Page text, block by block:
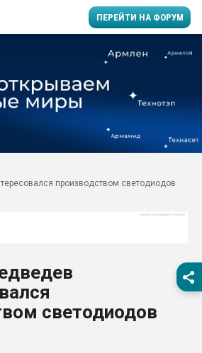
ПЕРЕЙТИ НА ФОРУМ
производство SPC
заводу пластмасс"
28.07.2026
производством светодиодов
светодиодов